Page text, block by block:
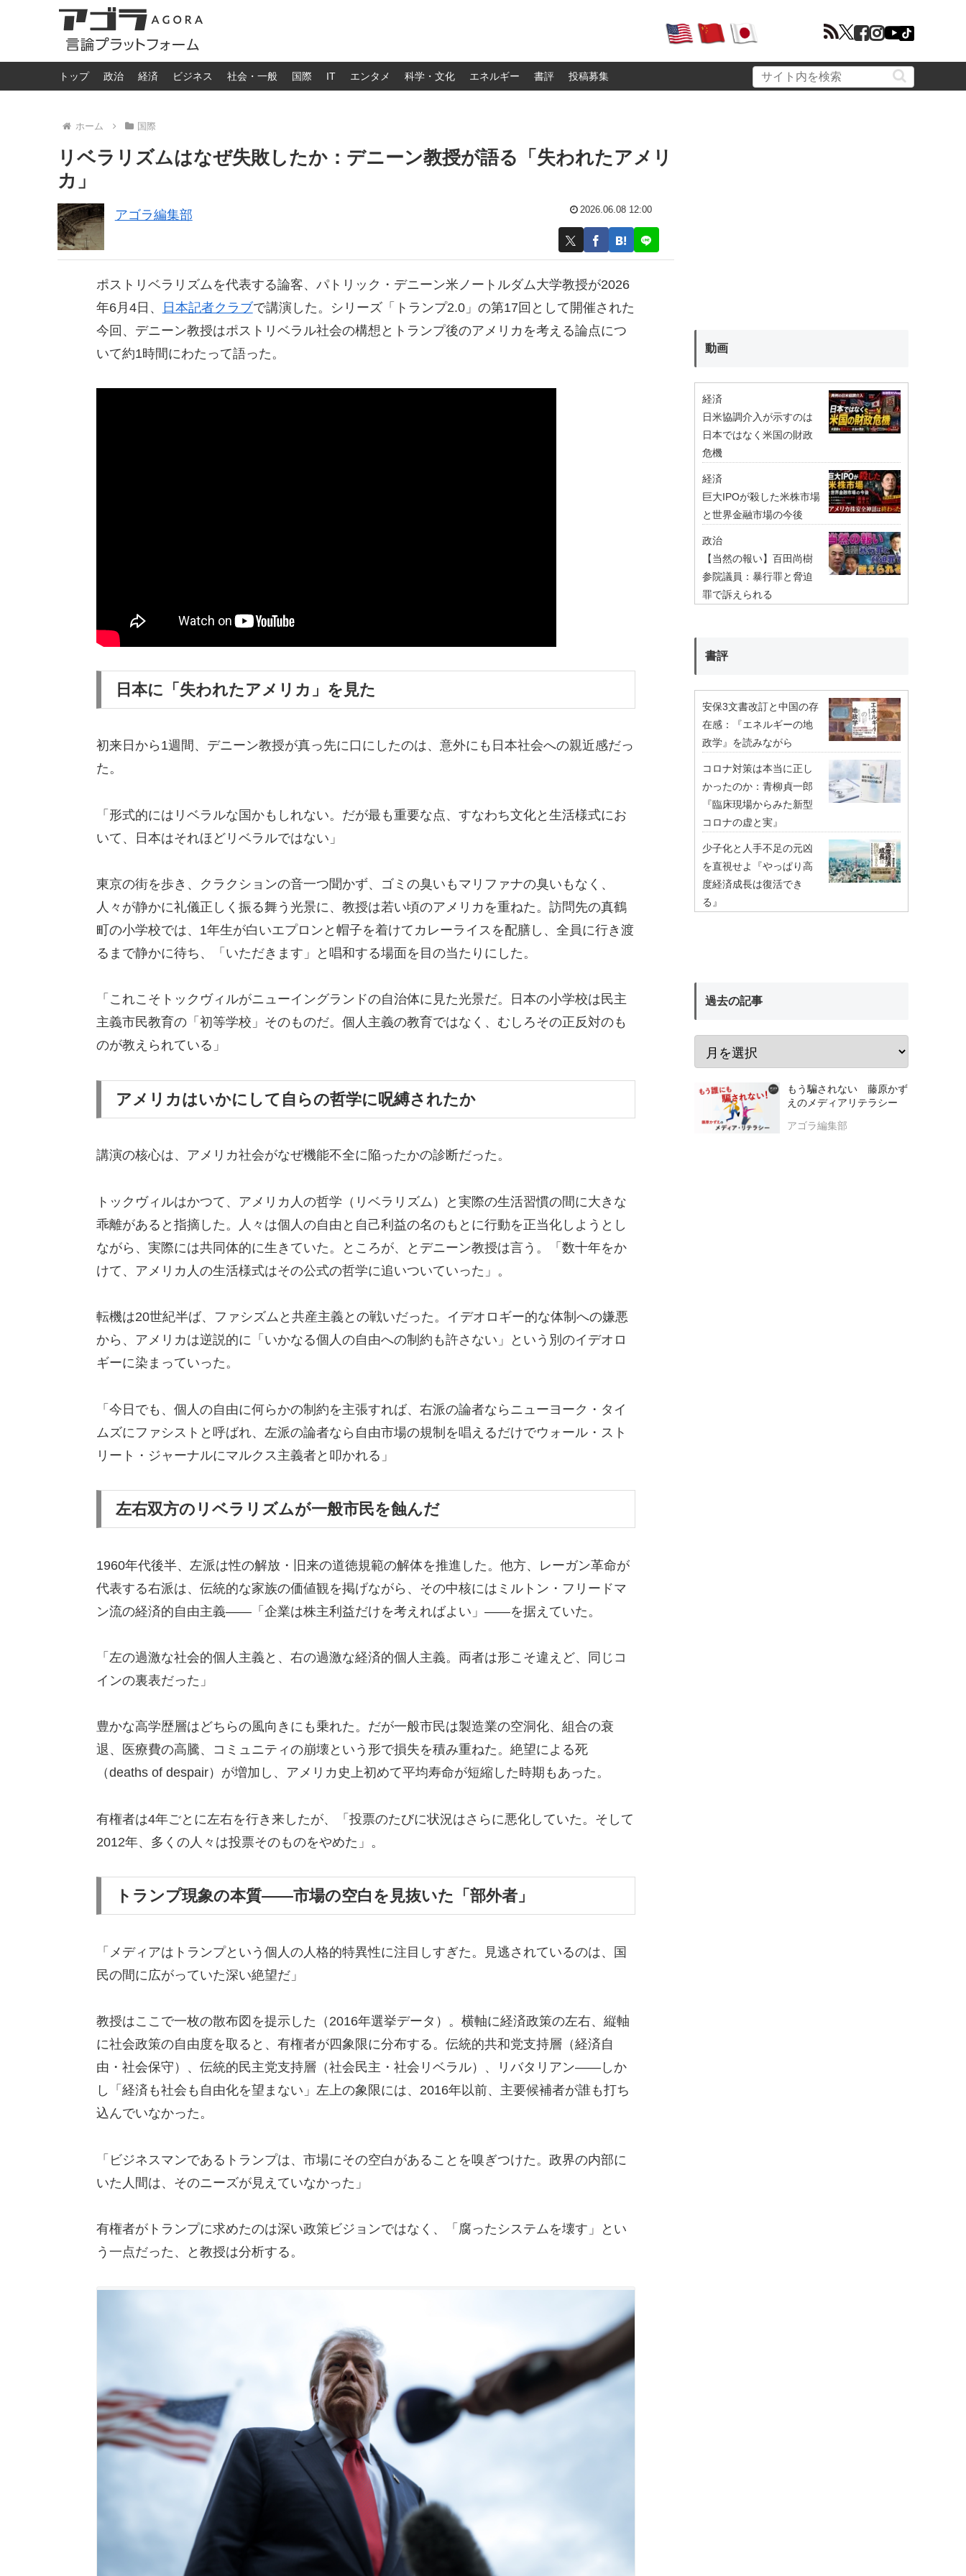
トップ 政治 経済 ビジネス 社会・一般 国際 IT エンタメ 科学・文化 エネルギー 書評 投稿募集
ホーム 国際
リベラリズムはなぜ失敗したか：デニーン教授が語る「失われたアメリ
カ」
アゴラ編集部 2026.06.08 12:00
ポストリベラリズムを代表する論客、パトリック・デニーン米ノートルダム大学教授が2026
年6月4日、
日本記者クラブで講演した。シリーズ「トランプ2.0」の第17回として開催された
今回、デニーン教授はポストリベラル社会の構想とトランプ後のアメリカを考える論点につ
いて約1時間にわたって語った。
日本に「失われたアメリカ」を見た
初来日から1週間、デニーン教授が真っ先に口にしたのは、意外にも日本社会への親近感だっ
た。
「形式的にはリベラルな国かもしれない。だが最も重要な点、すなわち文化と生活様式にお
いて、日本はそれほどリベラルではない」
東京の街を歩き、クラクションの音一つ聞かず、ゴミの臭いもマリファナの臭いもなく、
人々が静かに礼儀正しく振る舞う光景に、教授は若い頃のアメリカを重ねた。訪問先の真鶴
町の小学校では、1年生が白いエプロンと帽子を着けてカレーライスを配膳し、全員に行き渡
るまで静かに待ち、「いただきます」と唱和する場面を目の当たりにした。
「これこそトックヴィルがニューイングランドの自治体に見た光景だ。日本の小学校は民主
主義市民教育の「初等学校」そのものだ。個人主義の教育ではなく、むしろその正反対のも
のが教えられている」
アメリカはいかにして自らの哲学に呪縛されたか
講演の核心は、アメリカ社会がなぜ機能不全に陥ったかの診断だった。
トックヴィルはかつて、アメリカ人の哲学（リベラリズム）と実際の生活習慣の間に大きな
乖離があると指摘した。人々は個人の自由と自己利益の名のもとに行動を正当化しようとし
ながら、実際には共同体的に生きていた。ところが、とデニーン教授は言う。「数十年をか
けて、アメリカ人の生活様式はその公式の哲学に追いついていった」。
転機は20世紀半ば、ファシズムと共産主義との戦いだった。イデオロギー的な体制への嫌悪
から、アメリカは逆説的に「いかなる個人の自由への制約も許さない」という別のイデオロ
ギーに染まっていった。
「今日でも、個人の自由に何らかの制約を主張すれば、右派の論者ならニューヨーク・タイ
ムズにファシストと呼ばれ、左派の論者なら自由市場の規制を唱えるだけでウォール・スト
リート・ジャーナルにマルクス主義者と叩かれる」
左右双方のリベラリズムが一般市民を蝕んだ
1960年代後半、左派は性の解放・旧来の道徳規範の解体を推進した。他方、レーガン革命が
代表する右派は、伝統的な家族の価値観を掲げながら、その中核にはミルトン・フリードマ
ン流の経済的自由主義——「企業は株主利益だけを考えればよい」——を据えていた。
「左の過激な社会的個人主義と、右の過激な経済的個人主義。両者は形こそ違えど、同じコ
インの裏表だった」
豊かな高学歴層はどちらの風向きにも乗れた。だが一般市民は製造業の空洞化、組合の衰
退、医療費の高騰、コミュニティの崩壊という形で損失を積み重ねた。絶望による死
（deaths of despair）が増加し、アメリカ史上初めて平均寿命が短縮した時期もあった。
有権者は4年ごとに左右を行き来したが、「投票のたびに状況はさらに悪化していた。そして
2012年、多くの人々は投票そのものをやめた」。
トランプ現象の本質――市場の空白を見抜いた「部外者」
「メディアはトランプという個人の人格的特異性に注目しすぎた。見逃されているのは、国
民の間に広がっていた深い絶望だ」
教授はここで一枚の散布図を提示した（2016年選挙データ）。横軸に経済政策の左右、縦軸
に社会政策の自由度を取ると、有権者が四象限に分布する。伝統的共和党支持層（経済自
由・社会保守）、伝統的民主党支持層（社会民主・社会リベラル）、リバタリアン——しか
し「経済も社会も自由化を望まない」左上の象限には、2016年以前、主要候補者が誰も打ち
込んでいなかった。
「ビジネスマンであるトランプは、市場にその空白があることを嗅ぎつけた。政界の内部に
いた人間は、そのニーズが見えていなかった」
有権者がトランプに求めたのは深い政策ビジョンではなく、「腐ったシステムを壊す」とい
う一点だった、と教授は分析する。
動画
経済
日米協調介入が示すのは
日本ではなく米国の財政
危機
経済
巨大IPOが殺した米株市場
と世界金融市場の今後
政治
【当然の報い】百田尚樹
参院議員：暴行罪と脅迫
罪で訴えられる
書評
安保3文書改訂と中国の存
在感：『エネルギーの地
政学』を読みながら
コロナ対策は本当に正し
かったのか：青柳貞一郎
『臨床現場からみた新型
コロナの虚と実』
少子化と人手不足の元凶
を直視せよ『やっぱり高
度経済成長は復活でき
る』
過去の記事
もう騙されない 藤原かず
えのメディアリテラシー
アゴラ編集部